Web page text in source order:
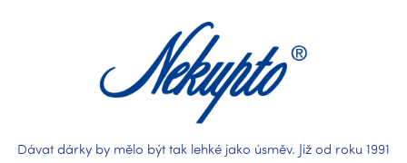
Dávat dárky by mělo být tak lehké jako úsměv. Již od roku 1991